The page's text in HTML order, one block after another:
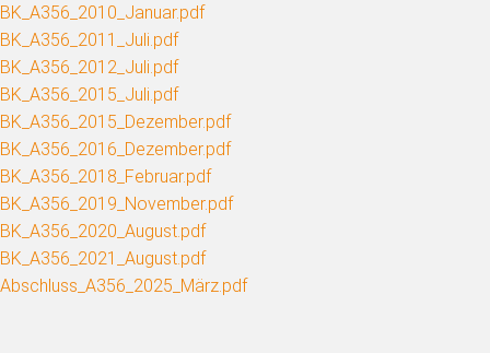
BK_A356_2010_Januar.pdf
BK_A356_2011_Juli.pdf
BK_A356_2012_Juli.pdf
BK_A356_2015_Juli.pdf
BK_A356_2015_Dezember.pdf
BK_A356_2016_Dezember.pdf
BK_A356_2018_Februar.pdf
BK_A356_2019_November.pdf
BK_A356_2020_August.pdf
BK_A356_2021_August.pdf
Abschluss_A356_2025_März.pdf